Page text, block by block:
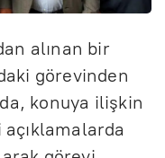
alınan bir
görevinden
konuya ilişkin